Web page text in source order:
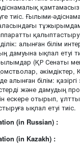
қамтамасыз
тиіс. Ғылыми-
алынған білім
дамуына ықпал етуі
(ҚР Сенаты
әкімдіктер,
алынған білім:
және дамудың
ескере отырып,
ықпал етуі тиіс.
(in Russian) :
(in Kazakh) :